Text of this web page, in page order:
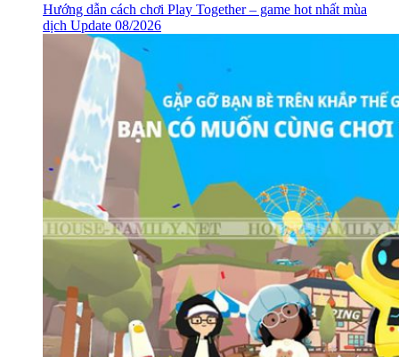
Hướng dẫn cách chơi Play Together – game hot nhất mùa
dịch Update 08/2026